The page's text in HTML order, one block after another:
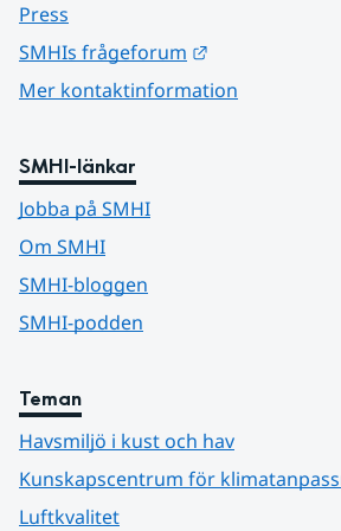
Press
SMHIs frågeforum
Mer kontaktinformation
SMHI-länkar
Jobba på SMHI
Om SMHI
SMHI-bloggen
SMHI-podden
Teman
Havsmiljö i kust och hav
Kunskapscentrum för
Luftkvalitet